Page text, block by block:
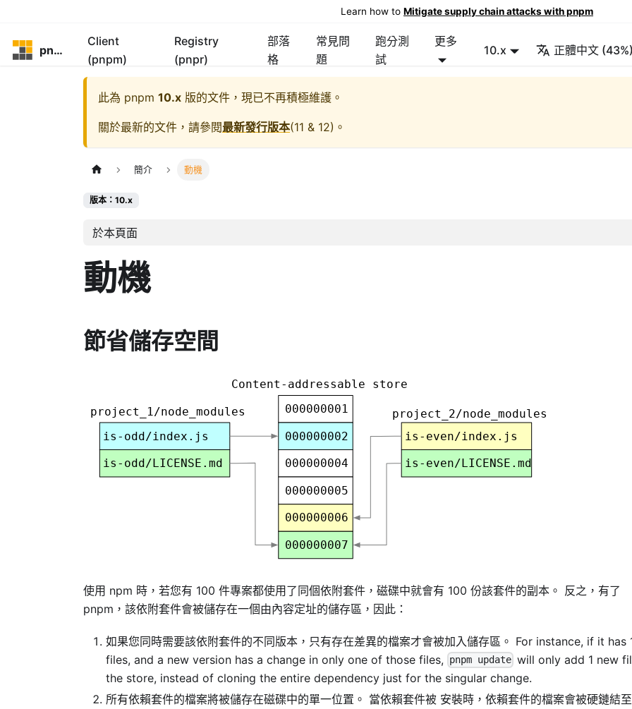
Learn how to Mitigate supply chain attacks with pnpm
pnpm
Client
(pnpm)
Registry
(pnpr)
部落
格
常見問
題
跑分測
試
更多
10.x 正體中文 (43%)
此為 pnpm 10.x 版的文件，現已不再積極維護。
關於最新的文件，請參閱最新發行版本(11 & 12)。
簡介 動機
版本：10.x
於本頁面
動機
節省儲存空間
使用 npm 時，若您有 100 件專案都使用了同個依附套件，磁碟中就會有 100 份該套件的副本。 反之，有了
pnpm，該依附套件會被儲存在一個由內容定址的儲存區，因此：
如果您同時需要該依附套件的不同版本，只有存在差異的檔案才會被加入儲存區。 For instance, if it has
files, and a new version has a change in only one of those files,
pnpm update will only add 1 new
the store, instead of cloning the entire dependency just for the singular change.
所有依賴套件的檔案將被儲存在磁碟中的單一位置。 當依賴套件被 安裝時，依賴套件的檔案會被硬鏈結